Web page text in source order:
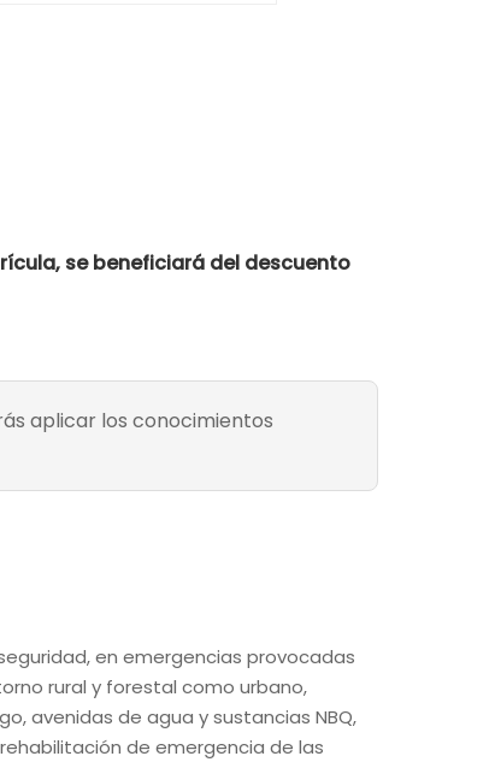
se beneficiará del descuento
aplicar los conocimientos
en emergencias provocadas
rural y forestal como urbano,
avenidas de agua y sustancias NBQ,
de emergencia de las